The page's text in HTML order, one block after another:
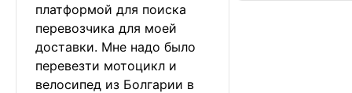
платформой для поиска
перевозчика для моей
доставки. Мне надо было
перевезти мотоцикл и
велосипед из Болгарии в